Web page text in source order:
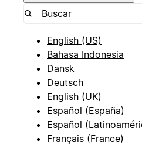
English (US)
Bahasa Indonesia
Dansk
Deutsch
English (UK)
Español (España)
Español
Français (France)